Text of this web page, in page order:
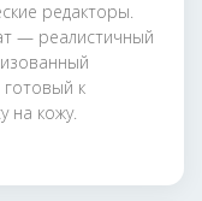
редакторы.
— реалистичный
готовый к
на кожу.